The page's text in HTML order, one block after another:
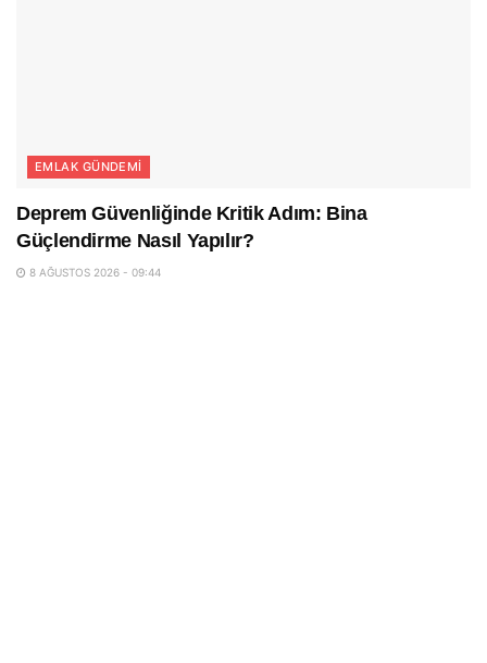
EMLAK GÜNDEMI
Deprem Güvenliğinde Kritik Adım: Bina
Güçlendirme Nasıl Yapılır?
8 AĞUSTOS 2026 - 09:44